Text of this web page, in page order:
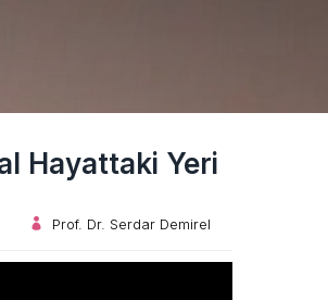
Hayattaki Yeri
Prof. Dr. Serdar Demirel